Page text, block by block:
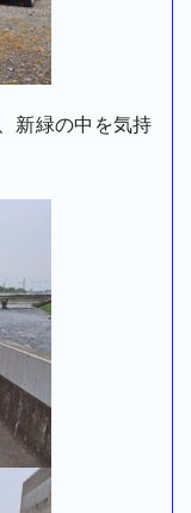
新緑の中を気持